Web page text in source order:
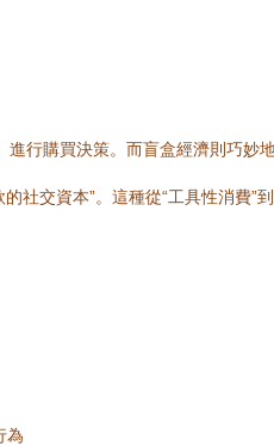
行購買決策。而盲盒經濟則巧妙
社交資本”。這種從“工具性消
為